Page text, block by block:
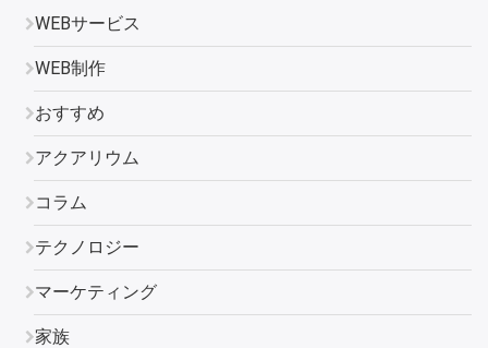
WEBサービス
WEB制作
おすすめ
アクアリウム
コラム
テクノロジー
マーケティング
家族